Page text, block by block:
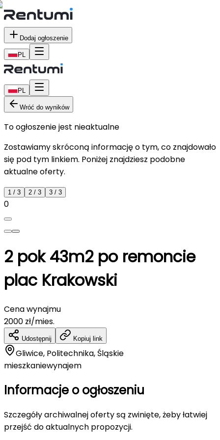
Dodaj ogłoszenie
PL
PL
Wróć do wyników
To ogłoszenie jest nieaktualne
Zostawiamy skróconą informację o tym, co znajdowało
się pod tym linkiem. Poniżej znajdziesz podobne
aktualne oferty.
1 / 3 2 / 3 3 / 3
0
2 pok 43m2 po remoncie
plac Krakowski
Cena wynajmu
2000 zł/mies.
Udostępnij Kopiuj link
Gliwice, Politechnika, Śląskie
mieszkaniewynajem
Informacje o ogłoszeniu
Szczegóły archiwalnej oferty są zwinięte, żeby łatwiej
przejść do aktualnych propozycji.